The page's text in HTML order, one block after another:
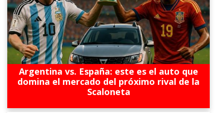
Argentina vs. España: este es el auto que
domina el mercado del próximo rival de la
Scaloneta